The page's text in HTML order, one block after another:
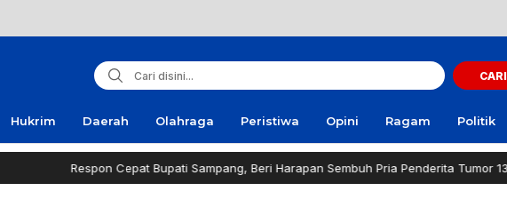
CARI
Hukrim Daerah Olahraga Peristiwa Opini Ragam Politik
Respon Cepat Bupati Sampang, Beri Harapan Sembuh Pria Penderita Tumor 13 Tahun